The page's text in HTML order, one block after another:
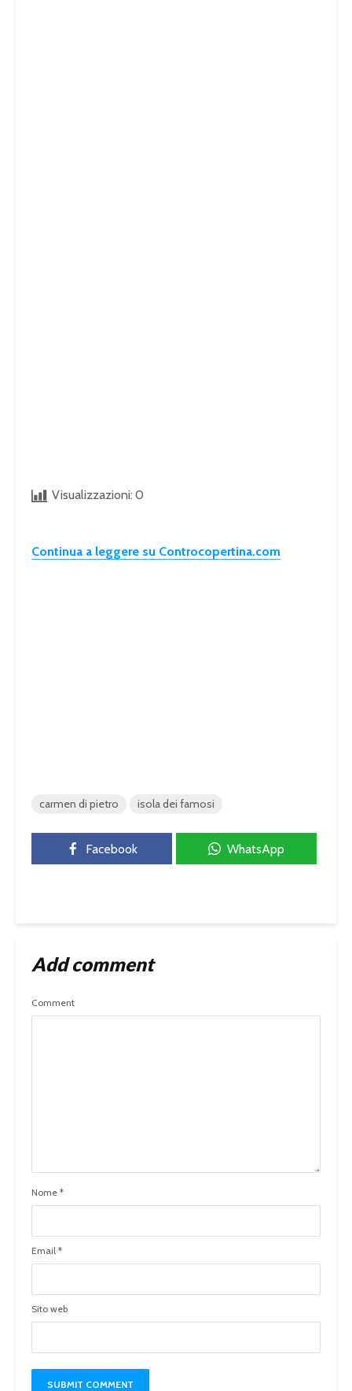
Visualizzazioni: 0
Continua a leggere su Controcopertina.com
carmen di pietro isola dei famosi
Facebook WhatsApp
Add comment
Comment
Nome *
Email *
Sito web